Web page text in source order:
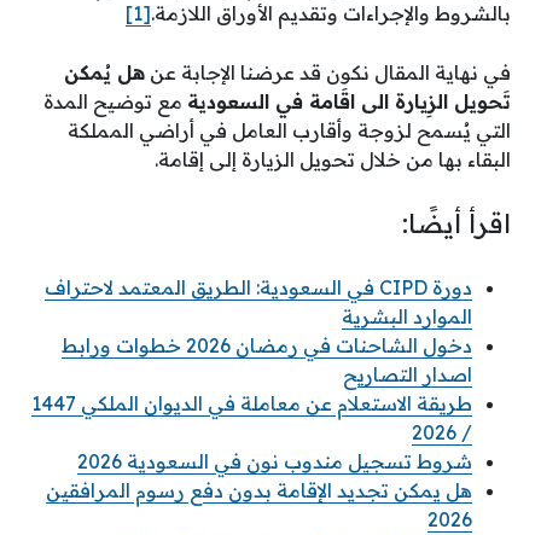
بالشروط والإجراءات وتقديم الأوراق اللازمة.[1]
في نهاية المقال نكون قد عرضنا الإجابة عن هل يُمكن
تَحويل الزِيارة الى اقَامة في السعودية مع توضيح المدة
التي يُسمح لزوجة وأقارب العامل في أراضي المملكة
البقاء بها من خلال تحويل الزيارة إلى إقامة.
اقرأ أيضًا:
دورة CIPD في السعودية: الطريق المعتمد لاحتراف
الموارد البشرية
دخول الشاحنات في رمضان 2026 خطوات ورابط
اصدار التصاريح
طريقة الاستعلام عن معاملة في الديوان الملكي 1447
/ 2026
شروط تسجيل مندوب نون في السعودية 2026
هل يمكن تجديد الإقامة بدون دفع رسوم المرافقين
2026